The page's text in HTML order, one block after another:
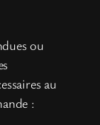
ou
au
: